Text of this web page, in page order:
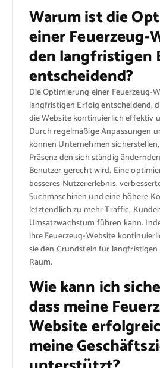
Warum ist die
einer Feuerzeug-
den langfristigen
entscheidend?
Die Optimierung einer Feuerzeug-
langfristigen Erfolg entscheidend,
die Website kontinuierlich effektiv
Durch regelmäßige Anpassungen
können Unternehmen
Präsenz den sich ständig
Benutzer gerecht wird. Eine
besseres Nutzererlebnis,
Suchmaschinen und eine höhere
letztendlich zu mehr Traffic,
Umsatzwachstum führen kann.
ihre Feuerzeug-Website
sie den Grundstein für
Raum.
Wie kann ich
dass meine
Website
meine